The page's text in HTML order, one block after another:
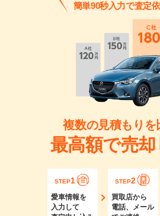
簡単90秒入力で査定依
複数の見積もりを
最高額で売
STEP1
愛車情報を
入力して
STEP2
買取店から
電話、メール